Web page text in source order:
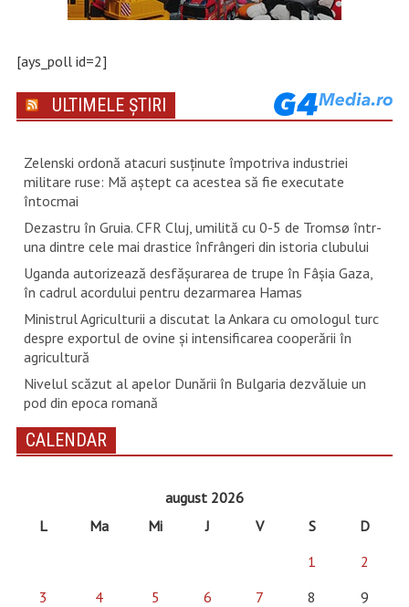
[ays_poll id=2]
ULTIMELE ȘTIRI
Zelenski ordonă atacuri susţinute împotriva industriei
militare ruse: Mă aştept ca acestea să fie executate
întocmai
Dezastru în Gruia. CFR Cluj, umilită cu 0-5 de Tromsø într-
una dintre cele mai drastice înfrângeri din istoria clubului
Uganda autorizează desfăşurarea de trupe în Fâşia Gaza,
în cadrul acordului pentru dezarmarea Hamas
Ministrul Agriculturii a discutat la Ankara cu omologul turc
despre exportul de ovine și intensificarea cooperării în
agricultură
Nivelul scăzut al apelor Dunării în Bulgaria dezvăluie un
pod din epoca romană
CALENDAR
august 2026
L
Ma Mi J V S
D
1
2
3
4 5 6 7 8
9